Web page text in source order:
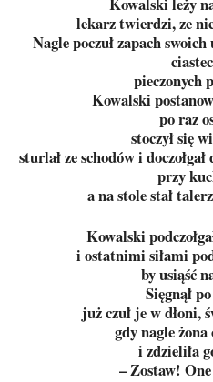
lekarz twierdzi, ze
Nagle poczuł zapach
pieczonych
Kowalski
po raz
stoczył się
sturlał ze schodów i
przy
a na stole stał
Kowalski
i ostatnimi siłami
by usiąść
Sięgnął
już czuł je w dłoni,
gdy nagle żona
i zdzieliła
– Zostaw!